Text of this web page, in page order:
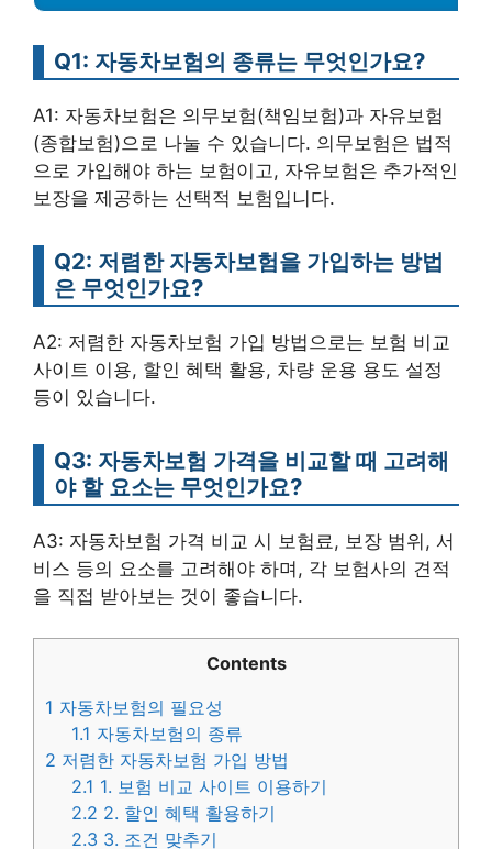
Q1: 자동차보험의 종류는 무엇인가요?
A1: 자동차보험은 의무보험(책임보험)과 자유보험
(종합보험)으로 나눌 수 있습니다. 의무보험은 법적
으로 가입해야 하는 보험이고, 자유보험은 추가적인
보장을 제공하는 선택적 보험입니다.
Q2: 저렴한 자동차보험을 가입하는 방법
은 무엇인가요?
A2: 저렴한 자동차보험 가입 방법으로는 보험 비교
사이트 이용, 할인 혜택 활용, 차량 운용 용도 설정
등이 있습니다.
Q3: 자동차보험 가격을 비교할 때 고려해
야 할 요소는 무엇인가요?
A3: 자동차보험 가격 비교 시 보험료, 보장 범위, 서
비스 등의 요소를 고려해야 하며, 각 보험사의 견적
을 직접 받아보는 것이 좋습니다.
Contents
1 자동차보험의 필요성
1.1 자동차보험의 종류
2 저렴한 자동차보험 가입 방법
2.1 1. 보험 비교 사이트 이용하기
2.2 2. 할인 혜택 활용하기
2.3 3. 조건 맞추기